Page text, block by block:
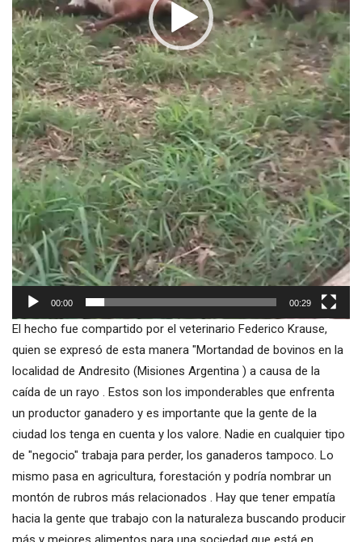
00:00 00:29
El hecho fue compartido por el veterinario Federico Krause,
quien se expresó de esta manera "Mortandad de bovinos en la
localidad de Andresito (Misiones Argentina ) a causa de la
caída de un rayo . Estos son los imponderables que enfrenta
un productor ganadero y es importante que la gente de la
ciudad los tenga en cuenta y los valore. Nadie en cualquier tipo
de "negocio" trabaja para perder, los ganaderos tampoco. Lo
mismo pasa en agricultura, forestación y podría nombrar un
montón de rubros más relacionados . Hay que tener empatía
hacia la gente que trabajo con la naturaleza buscando producir